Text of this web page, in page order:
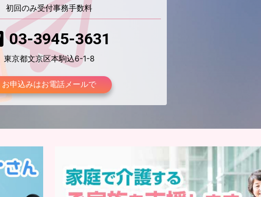
初回のみ受付事務手数料
03-3945-3631
東京都文京区本駒込6-1-8
お申込みはお電話メールで